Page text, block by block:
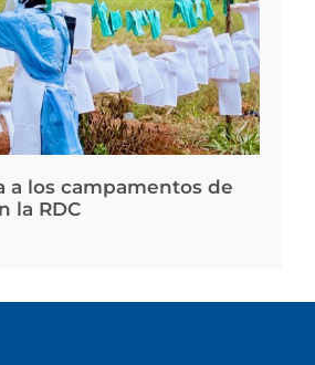
a los campamentos de
la RDC